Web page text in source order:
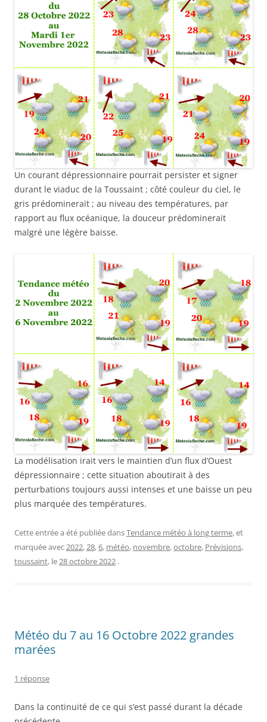
Un courant dépressionnaire pourrait persister et signer
durant le viaduc de la Toussaint ; côté couleur du ciel, le
gris prédominerait ; au niveau des températures, par
rapport au flux océanique, la douceur prédominerait
malgré une légère baisse.
La modélisation irait vers le maintien d’un flux d’Ouest
dépressionnaire ; cette situation aboutirait à des
perturbations toujours aussi intenses et une baisse un peu
plus marquée des températures.
Cette entrée a été publiée dansTendance météo à long terme, et
marquée avec2022,28,6, météo, novembre,octobre, Prévisions,
toussaint, le28 octobre 2022 .
Météo du 7 au 16 Octobre 2022 grandes
marées
1 réponse
Dans la continuité de ce qui s’est passé durant la décade